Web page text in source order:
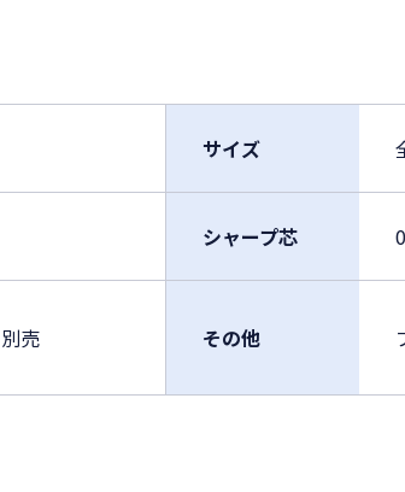
サイズ
シャープ芯
売 その他